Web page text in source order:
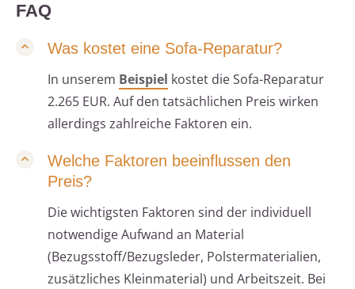
FAQ
Was kostet eine Sofa-Reparatur?
In unserem Beispiel kostet die Sofa-Reparatur
2.265 EUR. Auf den tatsächlichen Preis wirken
allerdings zahlreiche Faktoren ein.
Welche Faktoren beeinflussen den
Preis?
Die wichtigsten Faktoren sind der individuell
notwendige Aufwand an Material
(Bezugsstoff/Bezugsleder, Polstermaterialien,
zusätzliches Kleinmaterial) und Arbeitszeit. Bei